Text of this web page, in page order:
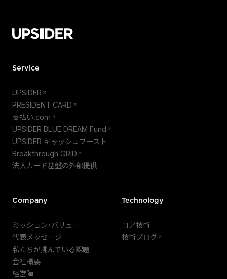
Service
UPSIDER
PRESIDENT CARD
支払い.com
UPSIDER BLUE DREAM Fund
UPSIDER キャッシュブースト
Breakthrough GRID
法人カード基盤の外部提供
Company
ミッション・バリュー
代表メッセージ
私たちが挑んでいる課題
会社概要
経営陣
Technology
コア技術
技術ブログ